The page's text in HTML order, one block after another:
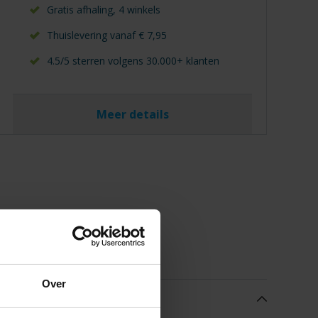
Over
Gratis afhaling, 4 winkels
Thuislevering vanaf € 7,95
4.5/5 sterren volgens 30.000+ klanten
Meer details